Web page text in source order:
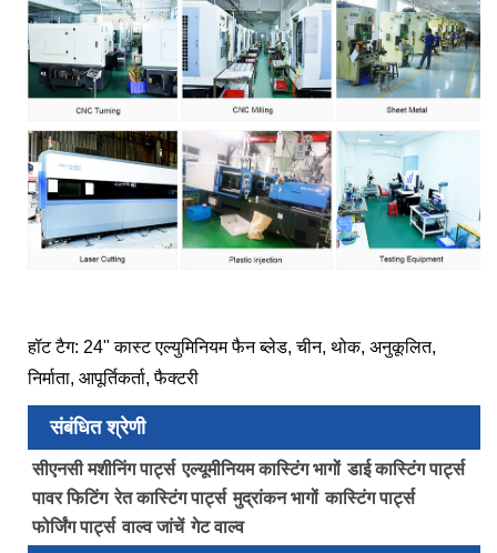
हॉट टैग: 24" कास्ट एल्युमिनियम फैन ब्लेड, चीन, थोक, अनुकूलित,
निर्माता, आपूर्तिकर्ता, फैक्टरी
संबंधित श्रेणी
सीएनसी मशीनिंग पार्ट्स एल्यूमीनियम कास्टिंग भागों डाई कास्टिंग पार्ट्स
पावर फिटिंग रेत कास्टिंग पार्ट्स मुद्रांकन भागों कास्टिंग पार्ट्स
फोर्जिंग पार्ट्स वाल्व जांचें गेट वाल्व